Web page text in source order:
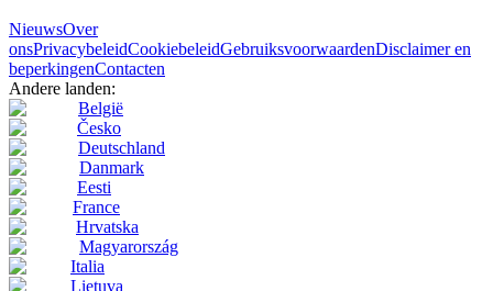
NieuwsOver
onsPrivacybeleidCookiebeleidGebruiksvoorwaardenDisclaimer en
beperkingenContacten
Andere landen:
België
Česko
Deutschland
Danmark
Eesti
France
Hrvatska
Magyarország
Italia
Lietuva